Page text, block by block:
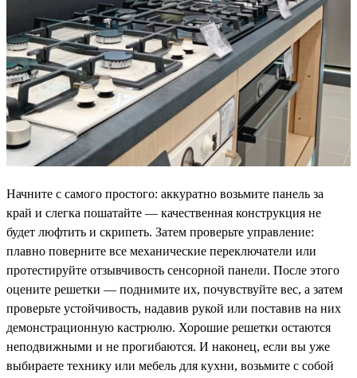
Начните с самого простого: аккуратно возьмите панель за
край и слегка пошатайте — качественная конструкция не
будет люфтить и скрипеть. Затем проверьте управление:
плавно поверните все механические переключатели или
протестируйте отзывчивость сенсорной панели. После этого
оцените решетки — поднимите их, почувствуйте вес, а затем
проверьте устойчивость, надавив рукой или поставив на них
демонстрационную кастрюлю. Хорошие решетки остаются
неподвижными и не прогибаются. И наконец, если вы уже
выбираете технику или мебель для кухни, возьмите с собой